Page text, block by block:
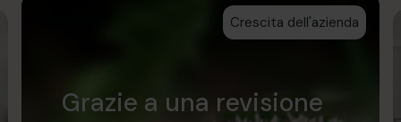
Crescita dell'azienda
Grazie a una revisione